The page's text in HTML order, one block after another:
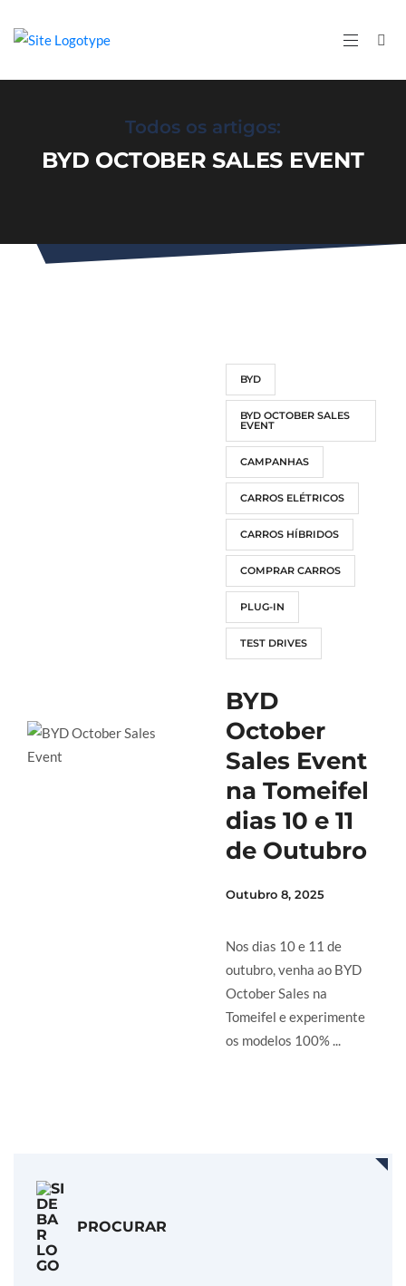
Todos os artigos:
BYD OCTOBER SALES EVENT
BYD
BYD OCTOBER SALES
EVENT
CAMPANHAS
CARROS ELÉTRICOS
CARROS HÍBRIDOS
COMPRAR CARROS
PLUG-IN
TEST DRIVES
BYD
October
Sales Event
na Tomeifel
dias 10 e 11
de Outubro
Outubro 8, 2025
Nos dias 10 e 11 de
outubro, venha ao BYD
October Sales na
Tomeifel e experimente
os modelos 100% ...
PROCURAR